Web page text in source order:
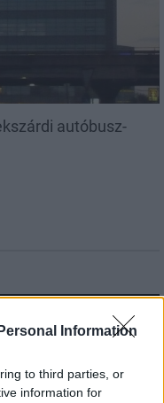
Information
to third parties, or
information for
autóbusz-